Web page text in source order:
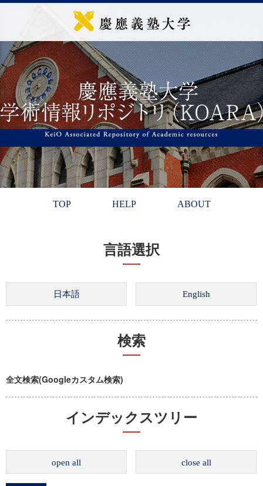
TOP HELP ABOUT
言語選択
検索
全文検索(Googleカスタム検索)
インデックスツリー
open all close all